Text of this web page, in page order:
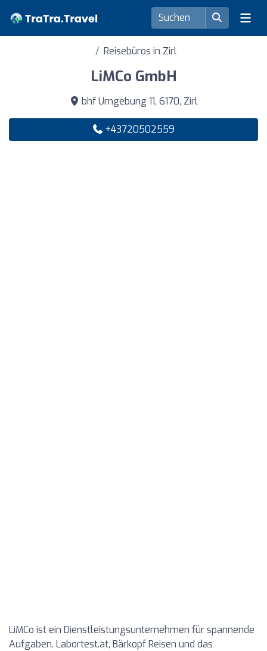
Reisebüros in Zirl
LiMCo GmbH
bhf Umgebung 11, 6170, Zirl
+43720502559
LiMCo ist ein Dienstleistungsunternehmen für spannende
Aufgaben. Labortest.at, Bärkopf Reisen und das